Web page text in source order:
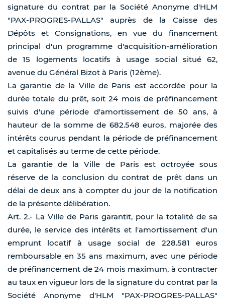
signature du contrat par la Société Anonyme d'HLM
"PAX-PROGRES-PALLAS" auprès de la Caisse des
Dépôts et Consignations, en vue du financement
principal d'un programme d'acquisition-amélioration
de 15 logements locatifs à usage social situé 62,
avenue du Général Bizot à Paris (12ème).
La garantie de la Ville de Paris est accordée pour la
durée totale du prêt, soit 24 mois de préfinancement
suivis d'une période d'amortissement de 50 ans, à
hauteur de la somme de 682.548 euros, majorée des
intérêts courus pendant la période de préfinancement
et capitalisés au terme de cette période.
La garantie de la Ville de Paris est octroyée sous
réserve de la conclusion du contrat de prêt dans un
délai de deux ans à compter du jour de la notification
de la présente délibération.
Art. 2.- La Ville de Paris garantit, pour la totalité de sa
durée, le service des intérêts et l'amortissement d'un
emprunt locatif à usage social de 228.581 euros
remboursable en 35 ans maximum, avec une période
de préfinancement de 24 mois maximum, à contracter
au taux en vigueur lors de la signature du contrat par la
Société Anonyme d'HLM "PAX-PROGRES-PALLAS"